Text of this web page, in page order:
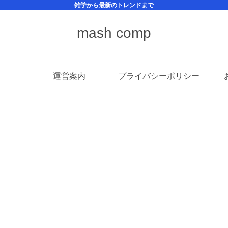
雑学から最新のトレンドまで
mash comp
運営案内 プライバシーポリシー